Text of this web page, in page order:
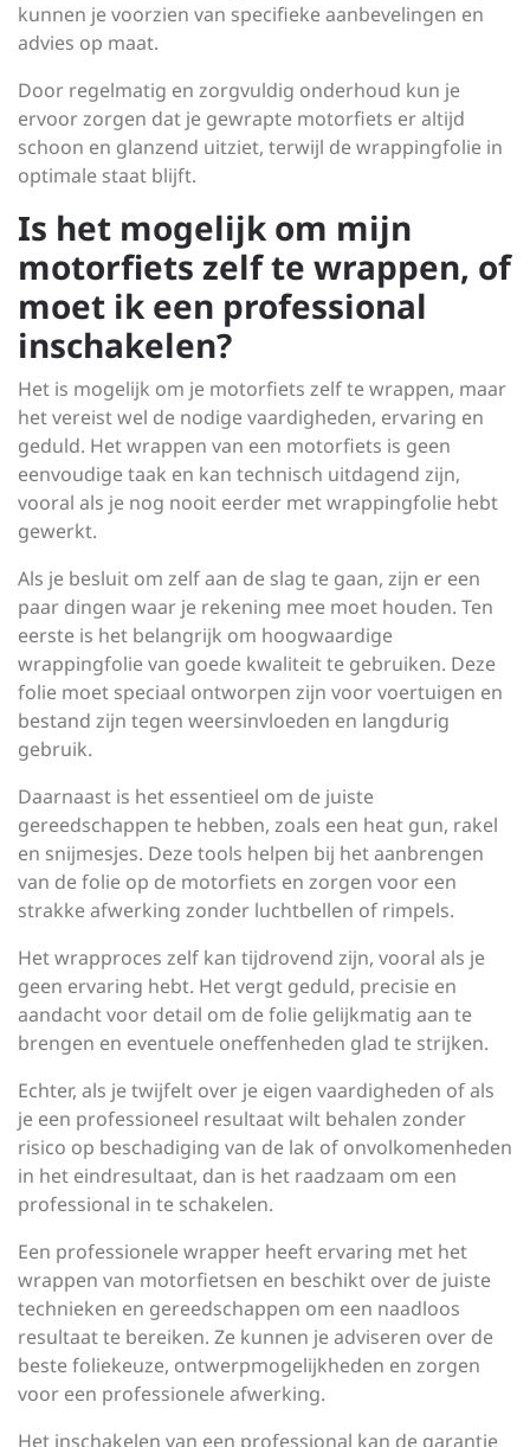
kunnen je voorzien van specifieke aanbevelingen en
advies op maat.
Door regelmatig en zorgvuldig onderhoud kun je
ervoor zorgen dat je gewrapte motorfiets er altijd
schoon en glanzend uitziet, terwijl de wrappingfolie in
optimale staat blijft.
Is het mogelijk om mijn
motorfiets zelf te wrappen, of
moet ik een professional
inschakelen?
Het is mogelijk om je motorfiets zelf te wrappen, maar
het vereist wel de nodige vaardigheden, ervaring en
geduld. Het wrappen van een motorfiets is geen
eenvoudige taak en kan technisch uitdagend zijn,
vooral als je nog nooit eerder met wrappingfolie hebt
gewerkt.
Als je besluit om zelf aan de slag te gaan, zijn er een
paar dingen waar je rekening mee moet houden. Ten
eerste is het belangrijk om hoogwaardige
wrappingfolie van goede kwaliteit te gebruiken. Deze
folie moet speciaal ontworpen zijn voor voertuigen en
bestand zijn tegen weersinvloeden en langdurig
gebruik.
Daarnaast is het essentieel om de juiste
gereedschappen te hebben, zoals een heat gun, rakel
en snijmesjes. Deze tools helpen bij het aanbrengen
van de folie op de motorfiets en zorgen voor een
strakke afwerking zonder luchtbellen of rimpels.
Het wrapproces zelf kan tijdrovend zijn, vooral als je
geen ervaring hebt. Het vergt geduld, precisie en
aandacht voor detail om de folie gelijkmatig aan te
brengen en eventuele oneffenheden glad te strijken.
Echter, als je twijfelt over je eigen vaardigheden of als
je een professioneel resultaat wilt behalen zonder
risico op beschadiging van de lak of onvolkomenheden
in het eindresultaat, dan is het raadzaam om een
professional in te schakelen.
Een professionele wrapper heeft ervaring met het
wrappen van motorfietsen en beschikt over de juiste
technieken en gereedschappen om een naadloos
resultaat te bereiken. Ze kunnen je adviseren over de
beste foliekeuze, ontwerpmogelijkheden en zorgen
voor een professionele afwerking.
Het inschakelen van een professional kan de garantie